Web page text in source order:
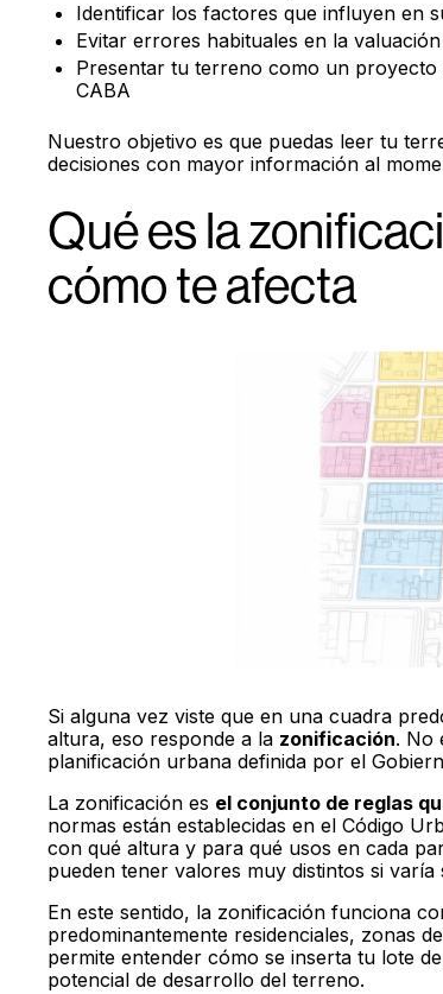
Identificar los factores que influyen en
Evitar errores habituales en la valuación
Presentar tu terreno como un
CABA
Nuestro objetivo es que puedas leer tu
decisiones con mayor información al
Qué es la
cómo te afecta
Si alguna vez viste que en una cuadra
altura, eso responde a la zonificación. No
planificación urbana definida por el
La zonificación es el conjunto de reglas
normas están establecidas en el Código
con qué altura y para qué usos en cada
pueden tener valores muy distintos si varía
En este sentido, la zonificación funciona
predominantemente residenciales, zonas
permite entender cómo se inserta tu lote
potencial de desarrollo del terreno.